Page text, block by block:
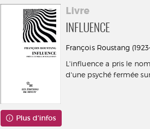
Livre
INFLUENCE
François Roustang
L'influence a pris le
d'une psyché fermée
Plus d'infos